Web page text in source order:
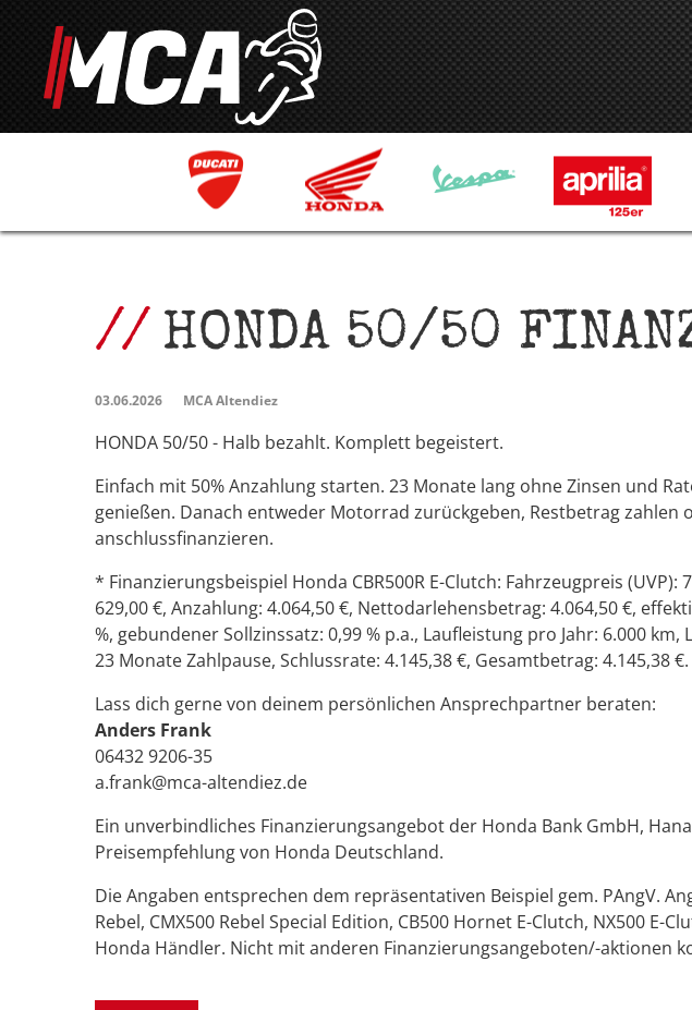
HONDA 50/50
03.06.2026 MCA Altendiez
HONDA 50/50 - Halb bezahlt. Komplett begeistert.
Einfach mit 50% Anzahlung starten. 23 Monate lang ohne Zinsen und
genießen. Danach entweder Motorrad zurückgeben, Restbetrag zahlen
anschlussfinanzieren.
* Finanzierungsbeispiel Honda CBR500R E-Clutch: Fahrzeugpreis (UVP):
629,00 €, Anzahlung: 4.064,50 €, Nettodarlehensbetrag: 4.064,50 €,
%, gebundener Sollzinssatz: 0,99 % p.a., Laufleistung pro Jahr: 6.000 km,
23 Monate Zahlpause, Schlussrate: 4.145,38 €, Gesamtbetrag: 4.145,38 €.
Lass dich gerne von deinem persönlichen Ansprechpartner beraten:
Anders Frank
06432 9206-35
a.frank@mca-altendiez.de
Ein unverbindliches Finanzierungsangebot der Honda Bank GmbH,
Preisempfehlung von Honda Deutschland.
Die Angaben entsprechen dem repräsentativen Beispiel gem. PAngV.
Rebel, CMX500 Rebel Special Edition, CB500 Hornet E-Clutch, NX500
Honda Händler. Nicht mit anderen Finanzierungsangeboten/-aktionen